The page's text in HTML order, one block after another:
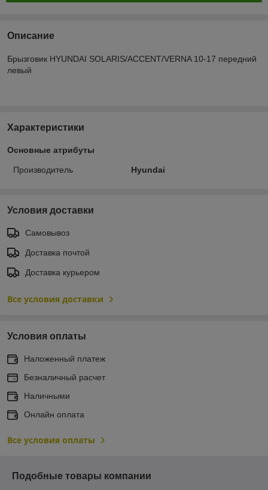
Описание
Брызговик HYUNDAI SOLARIS/ACCENT/VERNA 10-17 передний
левый
Характеристики
Основные атрибуты
Производитель Hyundai
Условия доставки
Самовывоз
Доставка почтой
Доставка курьером
Все условия доставки
Условия оплаты
Наложенный платеж
Безналичный расчет
Наличными
Онлайн оплата
Все условия оплаты
Подобные товары компании